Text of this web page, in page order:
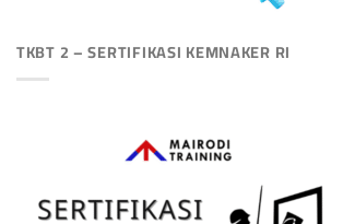
TKBT 2 – SERTIFIKASI KEMNAKER RI